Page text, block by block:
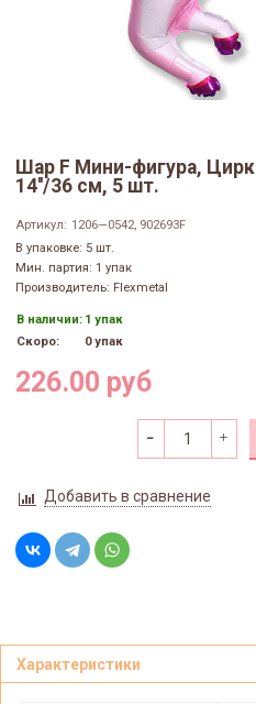
Шар F Мини-фигура,
14''/36 см, 5 шт.
Артикул: 1206—0542, 902693F
В упаковке: 5 шт.
Мин. партия: 1 упак
Производитель: Flexmetal
В наличии: 1 упак
Скоро:
0 упак
226.00 руб
Добавить в сравнение
Характеристики